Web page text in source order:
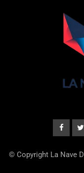
© Copyright La Nave